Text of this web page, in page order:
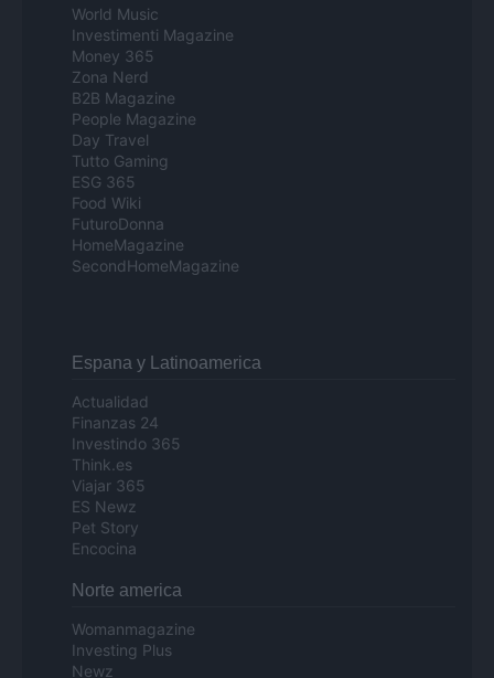
World Music
Investimenti Magazine
Money 365
Zona Nerd
B2B Magazine
People Magazine
Day Travel
Tutto Gaming
ESG 365
Food Wiki
FuturoDonna
HomeMagazine
SecondHomeMagazine
Espana y Latinoamerica
Actualidad
Finanzas 24
Investindo 365
Think.es
Viajar 365
ES Newz
Pet Story
Encocina
Norte america
Womanmagazine
Investing Plus
Newz